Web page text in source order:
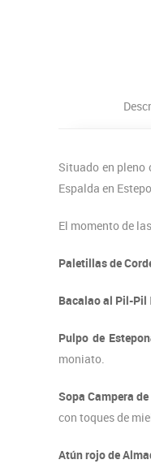
Situado en pleno
Espalda en
El momento de
Paletillas de
Bacalao al Pil-Pil
Pulpo de
moniato.
Sopa Campera
con toques de
Atún rojo de